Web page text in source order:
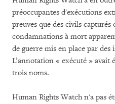
préoccupantes d'exécutions
preuves que des civils
condamnations à mort
de guerre mis en place par des
L’annotation « exécuté » avait
trois noms.
Human Rights Watch n'a pas